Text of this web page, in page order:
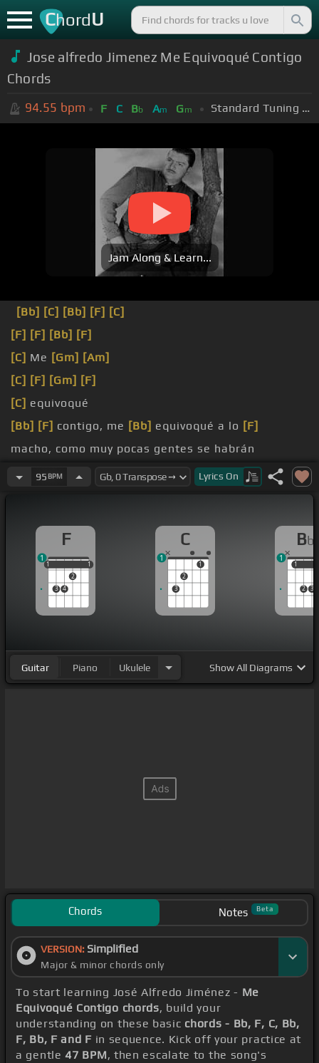
ChordU
Jose alfredo Jimenez Me Equivoqué Contigo
Chords
94.55 bpm F C Bb Am Gm Standard Tuning (EADGBE)
Jam Along & Learn...
[Bb] [C] [Bb] [F] [C]
[F] [F] [Bb] [F]
[C] Me [Gm] [Am]
[C] [F] [Gm] [F]
[C] equivoqué
[Bb] [F] contigo, me [Bb] equivoqué a lo [F]
macho, como muy pocas gentes se habrán
equivocado.
95 BPM Lyrics On
F
1
3 4
2
1
1 1
1
C
3
2
1
1
Bb
1
2 3
1
1
Guitar Piano Ukulele ShowAll Diagrams
Chords Notes Beta
VERSION: Simplified
Major & minor chords only
To start learning José Alfredo Jiménez - Me
Equivoqué Contigo chords, build your
understanding on these basic chords - Bb, F, C, Bb,
F, Bb, F and F in sequence. Kick off your practice at
a gentle47 BPM, then escalate to the song's